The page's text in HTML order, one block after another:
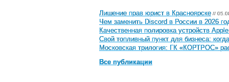
Лишение прав юрист в Красноярске //
Чем заменить Discord в России в 2026
Качественная полировка устройств
Свой топливный пункт для бизнеса:
Московская трилогия: ГК «КОРТРОС»
Все публикации